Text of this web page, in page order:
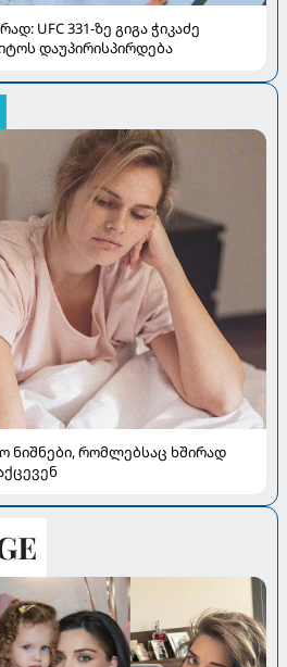
UFC 331-ზე გიგა ჭიკაძე
დაუპირისპირდება
ნიშნები, რომლებსაც ხშირად